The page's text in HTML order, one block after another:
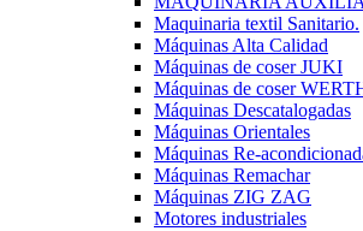
Maquinaria textil Sanitario.
Máquinas Alta Calidad
Máquinas de coser JUKI
Máquinas de coser
Máquinas Descatalogadas
Máquinas Orientales
Máquinas Re-
Máquinas Remachar
Máquinas ZIG ZAG
Motores industriales